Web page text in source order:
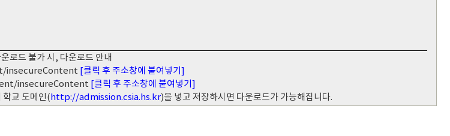
로드 불가 시, 다운로드 안내
insecureContent [클릭 후 주소창에 붙여넣기]
insecureContent [클릭 후 주소창에 붙여넣기]
학교 도메인(http://admission.csia.hs.kr)을 넣고 저장하시면 다운로드가 가능해집니다.